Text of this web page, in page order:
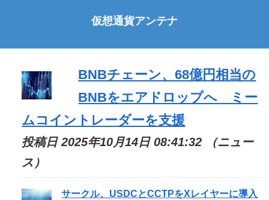
仮想通貨アンテナ
BNBチェーン、68億円相当の
BNBをエアドロップへ ミー
ムコイントレーダーを支援
投稿日 2025年10月14日 08:41:32 （ニュー
ス）
サークル、USDCとCCTPをXレイヤーに導入